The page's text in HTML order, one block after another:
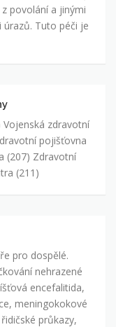
povolání a jinými
úrazů. Tuto péči je
zdravotní
pojišťovna
(207) Zdravotní
(211)
pro dospělé.
nehrazené
encefalitida,
meningokokové
průkazy,